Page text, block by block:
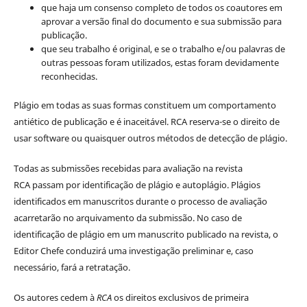
que haja um consenso completo de todos os coautores em
aprovar a versão final do documento e sua submissão para
publicação.
que seu trabalho é original, e se o trabalho e/ou palavras de
outras pessoas foram utilizados, estas foram devidamente
reconhecidas.
Plágio em todas as suas formas constituem um comportamento
antiético de publicação e é inaceitável. RCA reserva-se o direito de
usar software ou quaisquer outros métodos de detecção de plágio.
Todas as submissões recebidas para avaliação na revista
RCA passam por identificação de plágio e autoplágio. Plágios
identificados em manuscritos durante o processo de avaliação
acarretarão no arquivamento da submissão. No caso de
identificação de plágio em um manuscrito publicado na revista, o
Editor Chefe conduzirá uma investigação preliminar e, caso
necessário, fará a retratação.
Os autores cedem àRCAos direitos exclusivos de primeira